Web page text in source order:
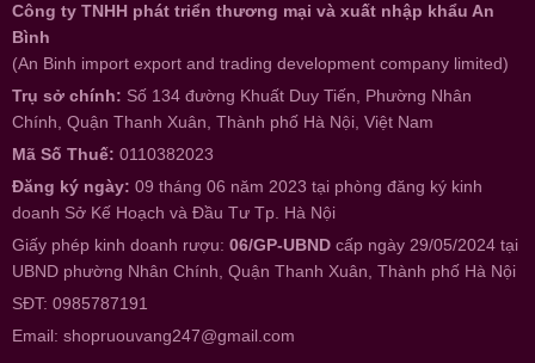
Công ty TNHH phát triển thương mại và xuất nhập khẩu An
Bình
(An Binh import export and trading development company limited)
Trụ sở chính: Số 134 đường Khuất Duy Tiến, Phường Nhân
Chính, Quận Thanh Xuân, Thành phố Hà Nội, Việt Nam
Mã Số Thuế: 0110382023
Đăng ký ngày: 09 tháng 06 năm 2023 tại phòng đăng ký kinh
doanh Sở Kế Hoạch và Đầu Tư Tp. Hà Nội
Giấy phép kinh doanh rượu: 06/GP-UBND cấp ngày 29/05/2024 tại
UBND phường Nhân Chính, Quận Thanh Xuân, Thành phố Hà Nội
SĐT: 0985787191
Email: shopruouvang247@gmail.com